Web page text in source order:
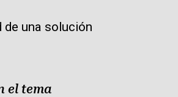
de una solución
el tema